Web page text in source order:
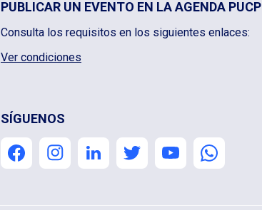
PUBLICAR UN EVENTO EN LA AGENDA PUCP
Consulta los requisitos en los siguientes enlaces:
Ver condiciones
SÍGUENOS